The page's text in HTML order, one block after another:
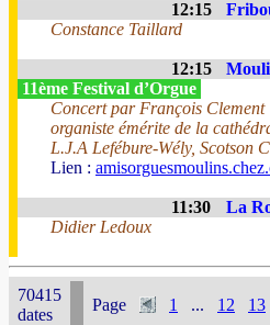
12:15
Constance Taillard
12:15
11ème Festival d’Orgue
Concert par François Clement
organiste émérite de la
L.J.A Lefébure-Wély, Scotson
Lien :
11:30 La
Didier Ledoux
70415
dates
Page 1 ... 12 13